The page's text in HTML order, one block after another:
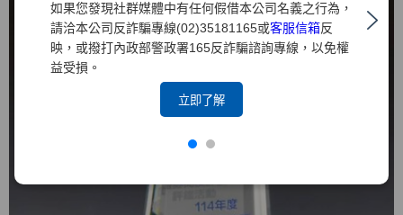
如果您發現社群媒體中有任何假借本公司名義之行為，
請洽本公司反詐騙專線(02)35181165或客服信箱反
映，或撥打內政部警政署165反詐騙諮詢專線，以免權
益受損。
立即了解